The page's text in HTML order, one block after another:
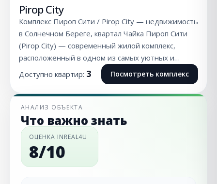
Pirop City
Комплекс Пироп Сити / Pirop City — недвижимость
в Солнечном Береге, квартал Чайка Пироп Сити
(Pirop City) — современный жилой комплекс,
расположенный в одном из самых уютных и…
Доступно квартир: 3 Посмотреть комплекс
АНАЛИЗ ОБЪЕКТА
Что важно знать
ОЦЕНКА INREAL4U
8/10